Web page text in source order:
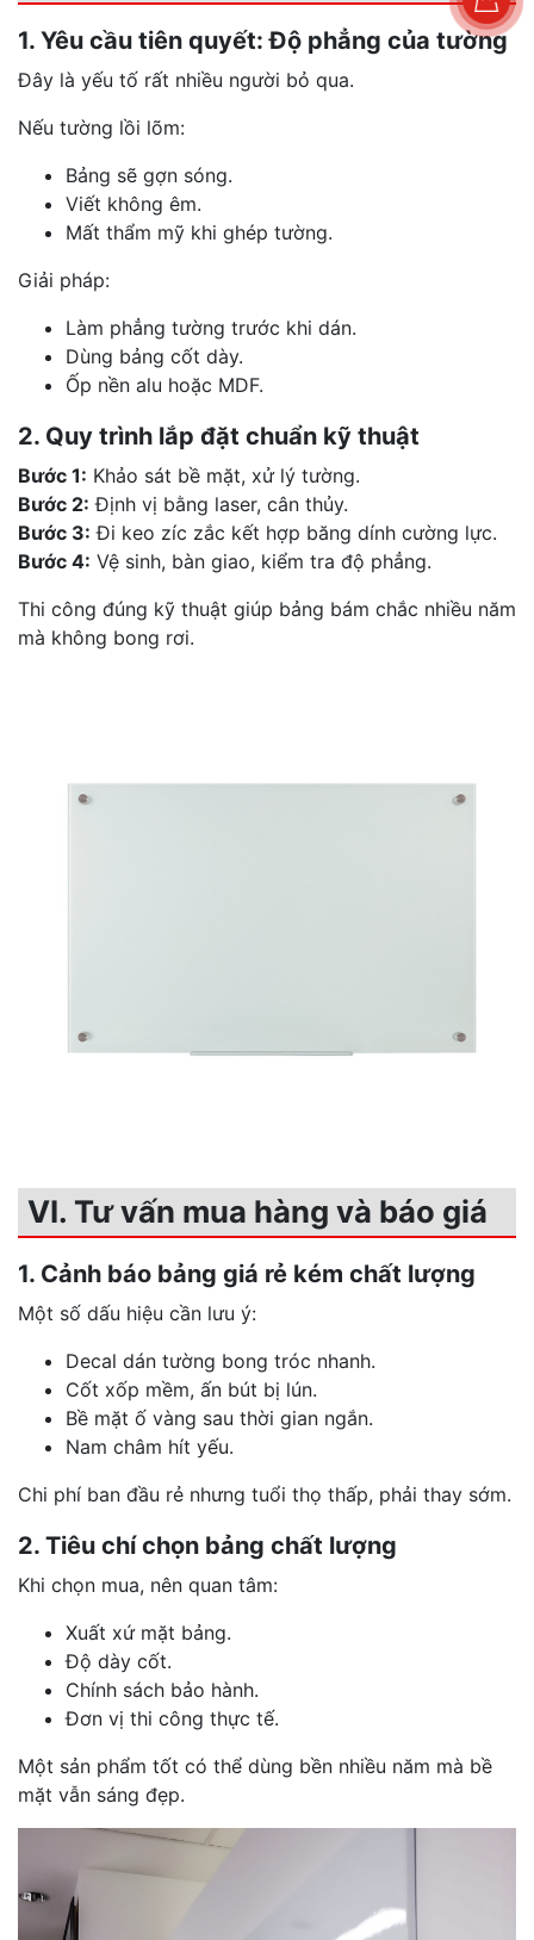
1. Yêu cầu tiên quyết: Độ phẳng của tường
Đây là yếu tố rất nhiều người bỏ qua.
Nếu tường lồi lõm:
Bảng sẽ gợn sóng.
Viết không êm.
Mất thẩm mỹ khi ghép tường.
Giải pháp:
Làm phẳng tường trước khi dán.
Dùng bảng cốt dày.
Ốp nền alu hoặc MDF.
2. Quy trình lắp đặt chuẩn kỹ thuật
Bước 1: Khảo sát bề mặt, xử lý tường.
Bước 2: Định vị bằng laser, cân thủy.
Bước 3: Đi keo zíc zắc kết hợp băng dính cường lực.
Bước 4: Vệ sinh, bàn giao, kiểm tra độ phẳng.
Thi công đúng kỹ thuật giúp bảng bám chắc nhiều năm
mà không bong rơi.
VI. Tư vấn mua hàng và báo giá
1. Cảnh báo bảng giá rẻ kém chất lượng
Một số dấu hiệu cần lưu ý:
Decal dán tường bong tróc nhanh.
Cốt xốp mềm, ấn bút bị lún.
Bề mặt ố vàng sau thời gian ngắn.
Nam châm hít yếu.
Chi phí ban đầu rẻ nhưng tuổi thọ thấp, phải thay sớm.
2. Tiêu chí chọn bảng chất lượng
Khi chọn mua, nên quan tâm:
Xuất xứ mặt bảng.
Độ dày cốt.
Chính sách bảo hành.
Đơn vị thi công thực tế.
Một sản phẩm tốt có thể dùng bền nhiều năm mà bề
mặt vẫn sáng đẹp.